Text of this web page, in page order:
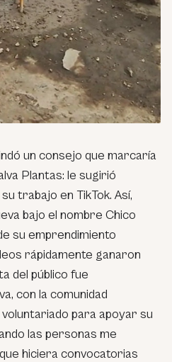
un consejo que marcaría
Plantas: le sugirió
trabajo en TikTok. Así,
bajo el nombre Chico
su emprendimiento
rápidamente ganaron
del público fue
con la comunidad
para apoyar su
las personas me
hiciera convocatorias